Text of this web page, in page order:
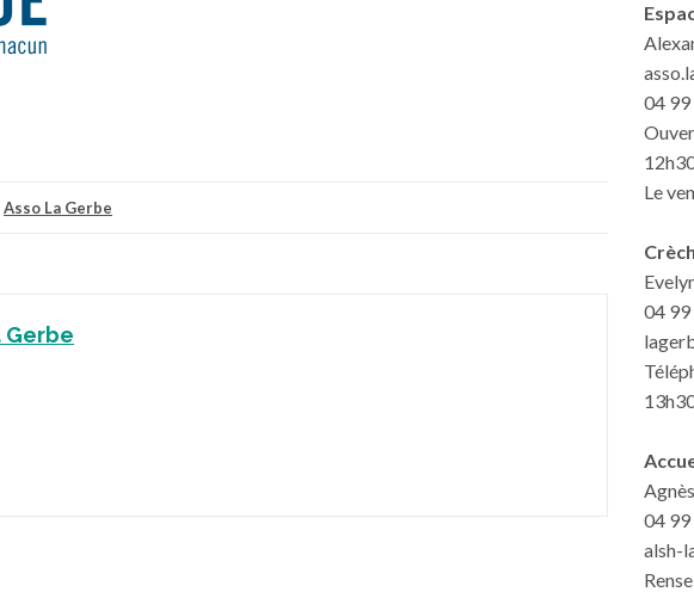
Asso La Gerbe
Gerbe
04
Le
04 99
04
alsh-